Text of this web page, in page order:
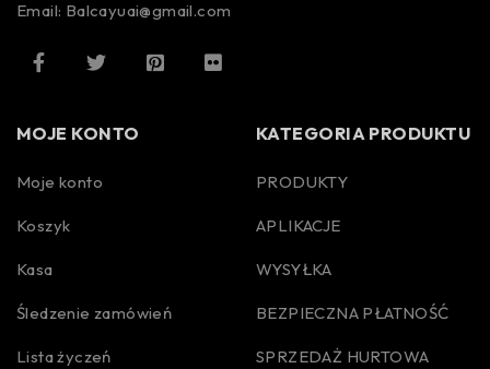
Email: Balcayuai@gmail.com
MOJE KONTO
Moje konto
Koszyk
Kasa
Śledzenie zamówień
Lista życzeń
KATEGORIA PRODUKTU
PRODUKTY
APLIKACJE
WYSYŁKA
BEZPIECZNA PŁATNOŚĆ
SPRZEDAŻ HURTOWA